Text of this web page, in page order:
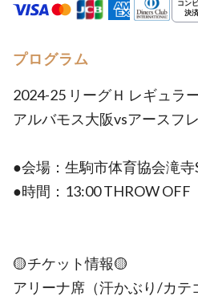
プログラム
2024-25 リーグＨ レギュラ
アルバモス大阪vsアースフ
●会場：生駒市体育協会滝寺
●時間：13:00 THROW OFF
🟡チケット情報🟡
アリーナ席（汗かぶり/カテ